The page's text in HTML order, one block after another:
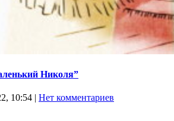
Николя”
10:54 | Нет комментариев